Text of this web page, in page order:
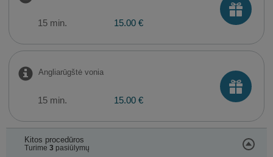
15 min. 15.00 €
Angliarūgštė vonia
15 min. 15.00 €
Kitos procedūros
Turime 3 pasiūlymų